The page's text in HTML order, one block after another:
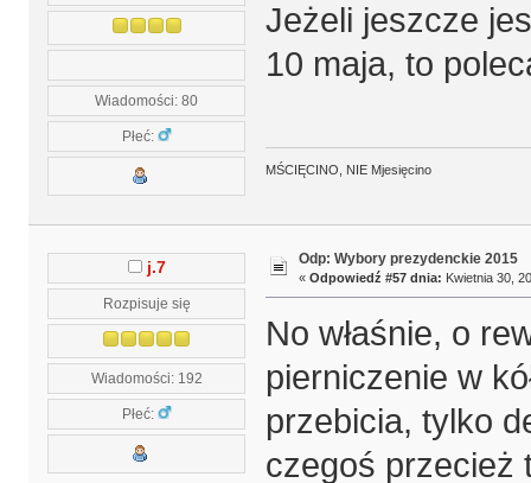
Wiadomości: 80
Płeć:
Jeżeli jeszcze
10 maja, to
MŚCIĘCINO, NIE Mjesięcino
j.7
Rozpisuje się
Wiadomości: 192
Płeć:
Odp: Wybory prezydenckie 2015
« Odpowiedź #57 dnia: Kwietnia 30,
No właśnie, o
pierniczenie w
przebicia, tylko
czegoś przecież